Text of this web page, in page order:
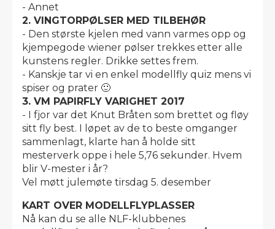
- Annet
2. VINGTORPØLSER MED TILBEHØR
- Den største kjelen med vann varmes opp og
kjempegode wiener pølser trekkes etter alle
kunstens regler. Drikke settes frem.
- Kanskje tar vi en enkel modellfly quiz mens vi
spiser og prater 🙂
3. VM PAPIRFLY VARIGHET 2017
- I fjor var det Knut Bråten som brettet og fløy
sitt fly best. I løpet av de to beste omganger
sammenlagt, klarte han å holde sitt
mesterverk oppe i hele 5,76 sekunder. Hvem
blir V-mester i år?
Vel møtt julemøte tirsdag 5. desember
KART OVER MODELLFLYPLASSER
Nå kan du se alle NLF-klubbenes